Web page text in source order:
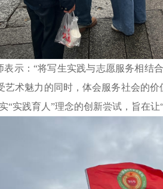
示：“将写生实践与志愿服务相结
术魅力的同时，体会服务社会的
“实践育人”理念的创新尝试，旨在